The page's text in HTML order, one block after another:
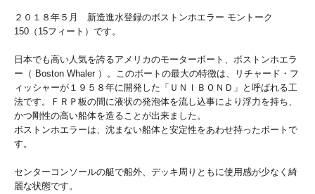
２０１８年５月 新造進水登録のボストンホエラー モントーク
150（15フィート）です。
日本でも高い人気を誇るアメリカのモーターボート、ボストンホエラ
ー（ Boston Whaler ）。このボートの最大の特徴は、リチャード・フ
ィッシャーが１９５８年に開発した「ＵＮＩＢＯＮＤ」と呼ばれる工
法です。ＦＲＰ板の間に液状の発泡体を流し込事により浮力を持ち、
かつ剛性の高い船体を造ることが出来ました。
ボストンホエラーは、沈まない船体と安定性をあわせ持ったボートで
す。
センターコンソールの艇で船外、デッキ周りともに使用感が少なく綺
麗な状態です。